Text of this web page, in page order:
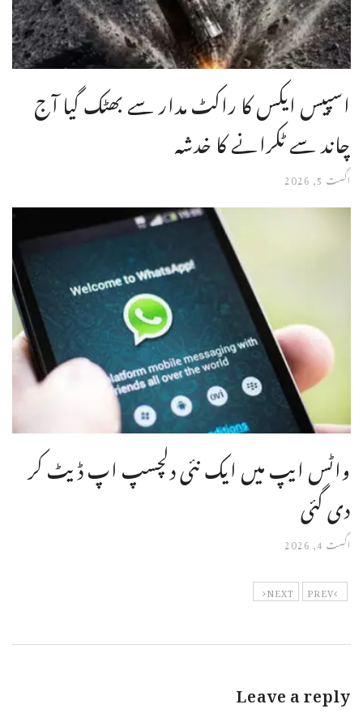
اسپیس ایکس کا راکٹ مدار سے بھٹک گیا آج
چاند سے ٹکرانے کا خدشہ
اگست 5, 2026
واٹس ایپ میں ایک نئی دلچسپ اپ ڈیٹ کر
دی گئی
اگست 4, 2026
PREV
NEXT
Leave a reply